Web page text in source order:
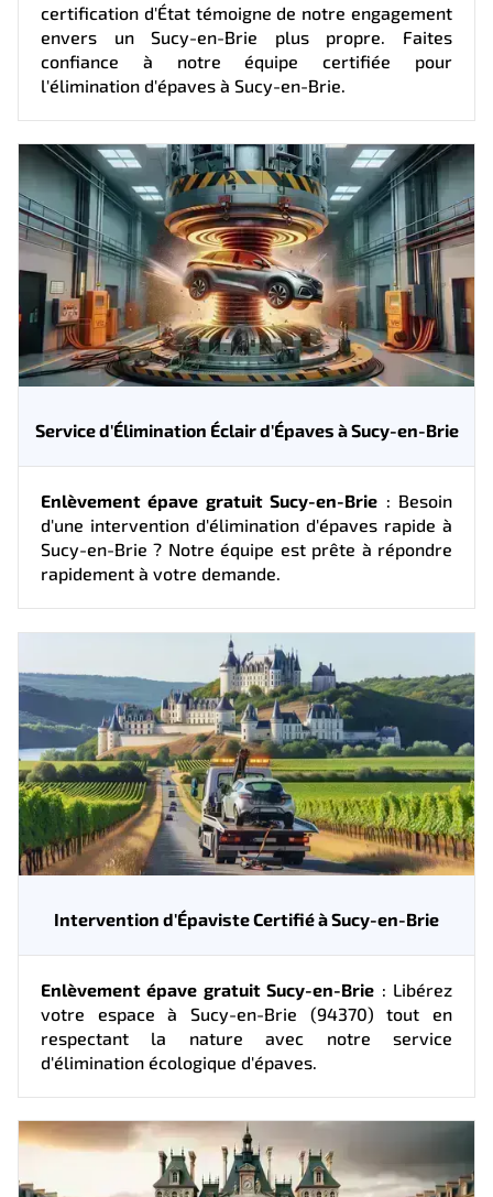
certification d'État témoigne de notre engagement
envers un Sucy-en-Brie plus propre. Faites
confiance à notre équipe certifiée pour
l'élimination d'épaves à Sucy-en-Brie.
Service d'Élimination Éclair d'Épaves à Sucy-en-Brie
Enlèvement épave gratuit Sucy-en-Brie : Besoin
d'une intervention d'élimination d'épaves rapide à
Sucy-en-Brie ? Notre équipe est prête à répondre
rapidement à votre demande.
Intervention d'Épaviste Certifié à Sucy-en-Brie
Enlèvement épave gratuit Sucy-en-Brie : Libérez
votre espace à Sucy-en-Brie (94370) tout en
respectant la nature avec notre service
d'élimination écologique d'épaves.